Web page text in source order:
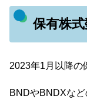
保有株
2023年1月以降の
BNDやBNDXなど